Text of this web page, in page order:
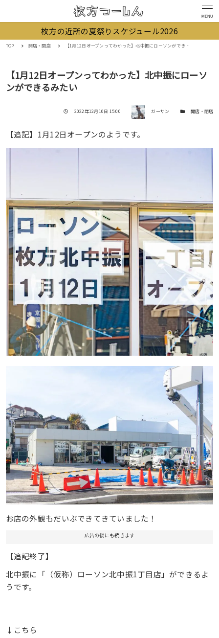
MENU
枚方の近所の夏祭りスケジュール2026
TOP 開店・閉店 【1月12日オープンってわかった】北中振にローソンができるみたい
【1月12日オープンってわかった】北中振にローソ
ンができるみたい
投稿日
2022年12月10日 15:00 著者 ガーサン カテゴリー開店・閉店
【追記】1月12日オープンのようです。
お店の外観もだいぶできてきていました！
広告の後にも続きます
【追記終了】
北中振に「（仮称）ローソン北中振1丁目店」ができるよ
うです。
↓こちら